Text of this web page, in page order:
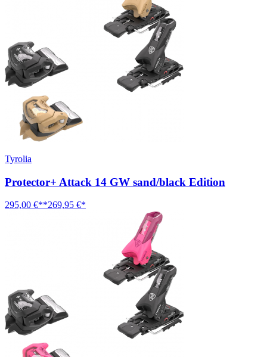
Tyrolia
Protector+ Attack 14 GW sand/black Edition
295,00 €**269,95 €*